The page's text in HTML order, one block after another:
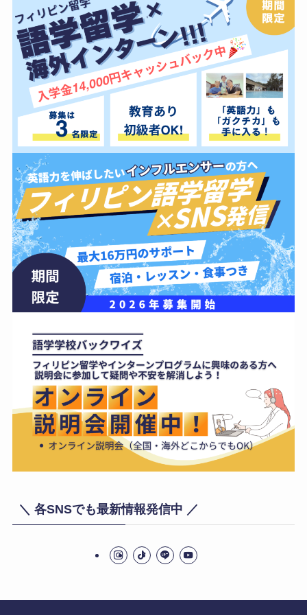
＼ 各SNSでも最新情報発信中 ／